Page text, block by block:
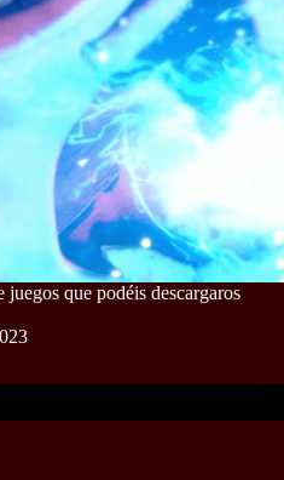
juegos que podéis descargaros